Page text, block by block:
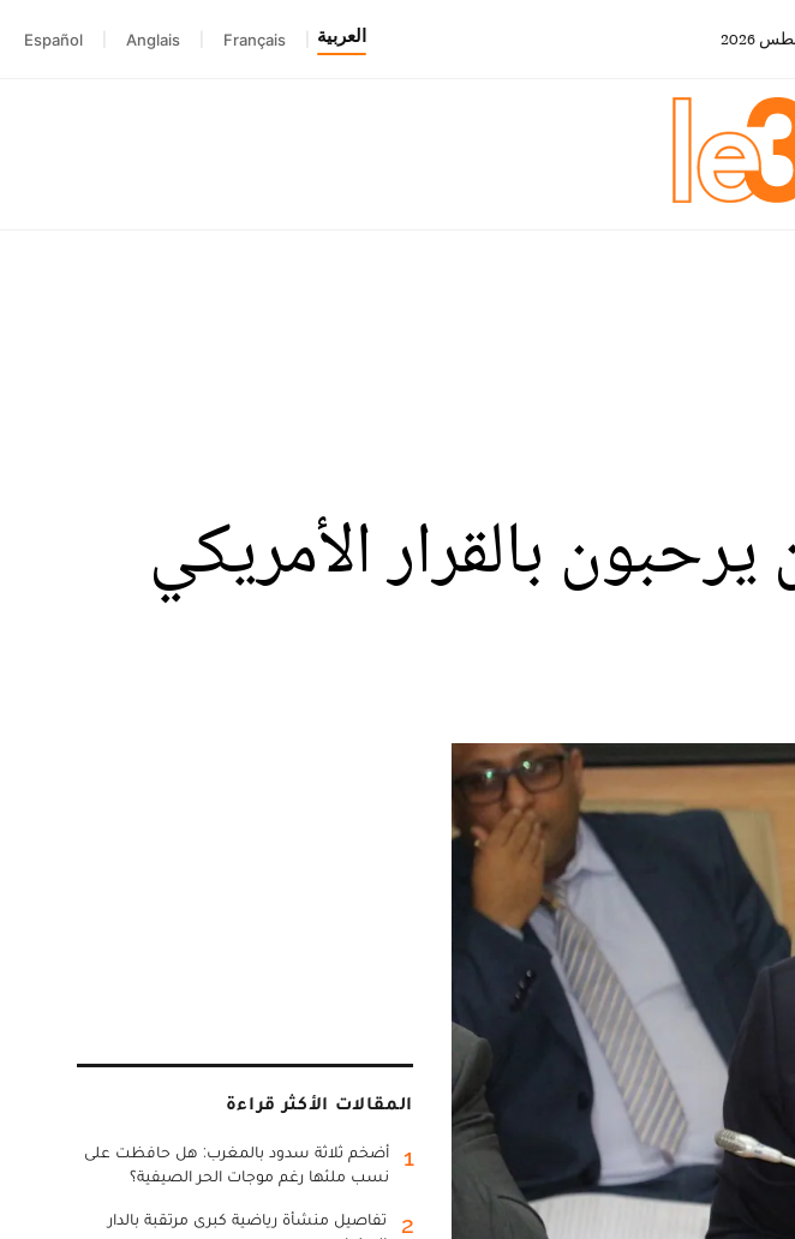
2026 العربية Français
Anglais
Español
بالقرار الأمريكي
المقالات الأكثر قراءة
1
أضخم ثلاثة سدود بالمغرب: هل حافظت على
نسب ملئها رغم موجات الحر الصيفية؟
2
تفاصيل منشأة رياضية كبرى مرتقبة بالدار